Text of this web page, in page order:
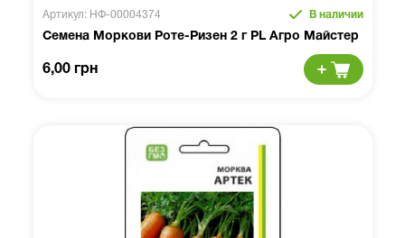
Артикул: НФ-00004374 В наличии
Семена Моркови Роте-Ризен 2 г PL Агро Майстер
6,00 грн